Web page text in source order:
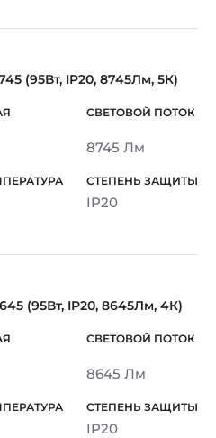
(95Вт, IP20, 8745Лм, 5К)
8745 Лм
IP20
(95Вт, IP20, 8645Лм, 4К)
8645 Лм
IP20